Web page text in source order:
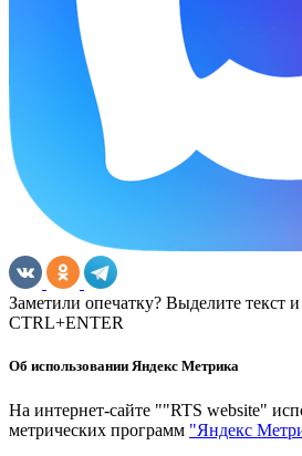
Заметили опечатку? Выделите текст
CTRL+ENTER
Об использовании Яндекс Метрика
На интернет-сайте ""RTS website"
метрических программ "Яндекс